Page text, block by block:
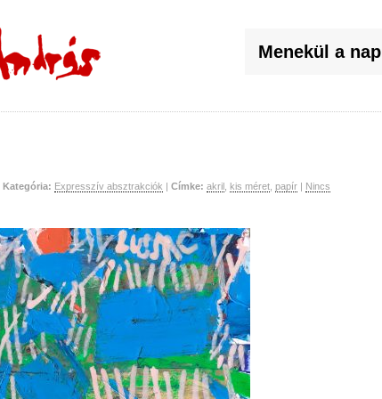
Menekül a nap
Kategória: Expresszív absztrakciók | Címke: akril kis méret papír | Nincs